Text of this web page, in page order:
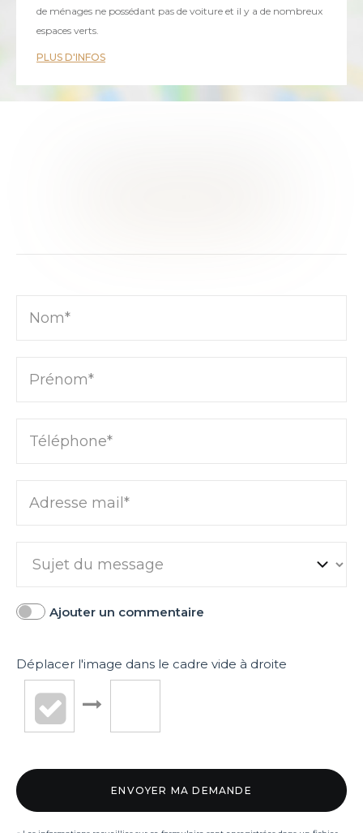
de ménages ne possédant pas de voiture et il y a de nombreux
espaces verts.
PLUS D'INFOS
Nom*
Prénom*
Téléphone*
Adresse mail*
Ajouter un commentaire
Déplacer l'image dans le cadre vide à droite